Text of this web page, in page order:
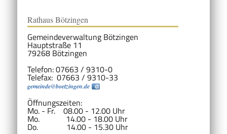
Rathaus Bötzingen
Gemeindeverwaltung Bötzingen
Hauptstraße 11
79268 Bötzingen
Telefon: 07663 / 9310-0
Telefax: 07663 / 9310-33
gemeinde@boetzingen.de
Öffnungszeiten:
Mo. - Fr. 08.00 - 12.00 Uhr
Mo. 14.00 - 18.00 Uhr
Do. 14.00 - 15.30 Uhr